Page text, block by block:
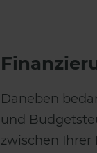
Daneben
und
zwischen Ihrer